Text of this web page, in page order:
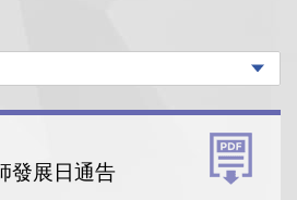
發展日通告